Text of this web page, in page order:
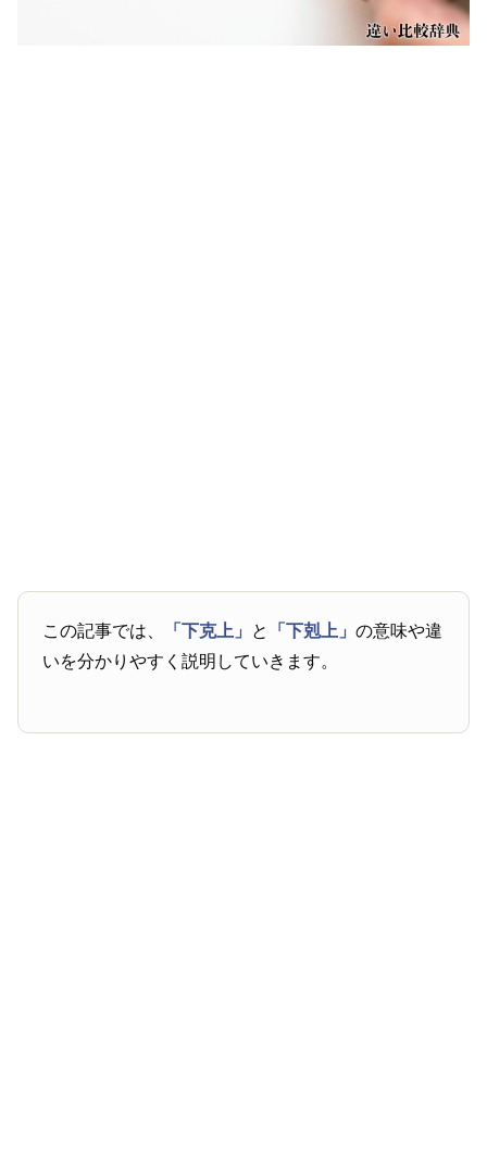
この記事では、 「下克上」 と 「下剋上」の意味や違
いを分かりやすく説明していきます。